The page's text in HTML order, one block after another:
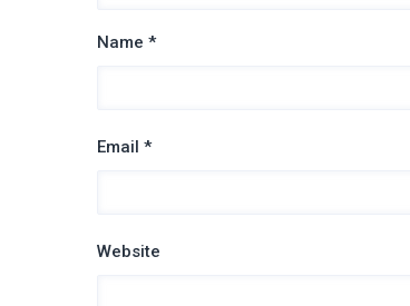
Name *
Email *
Website